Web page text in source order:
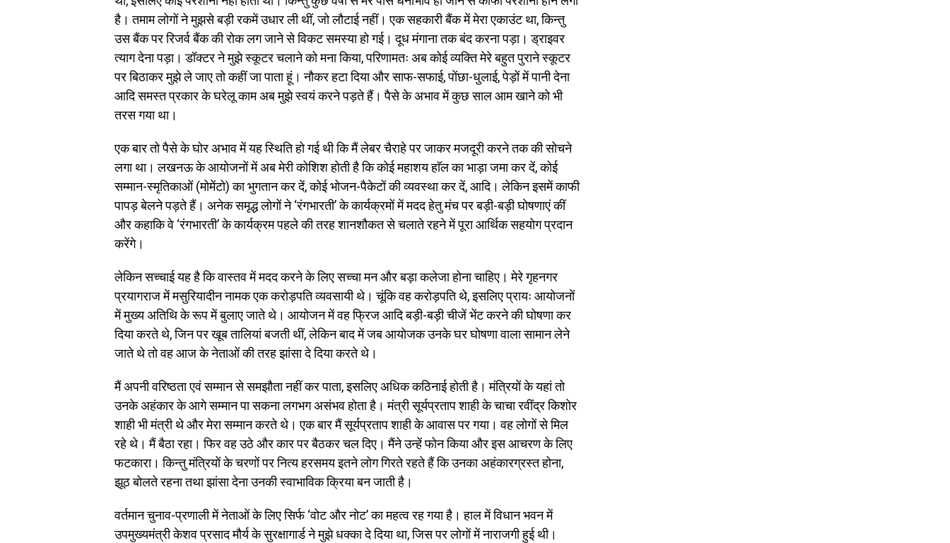
है। तमाम लोगों ने मुझसे बड़ी रकमें उधार ली थीं, जो लौटाई नहीं। एक सहकारी बैंक में मेरा एकाउंट था, किन्तु
उस बैंक पर रिजर्व बैंक की रोक लग जाने से विकट समस्या हो गई। दूध मंगाना तक बंद करना पड़ा। ड्राइवर
त्याग देना पड़ा। डॉक्टर ने मुझे स्कूटर चलाने को मना किया, परिणामतः अब कोई व्यक्ति मेरे बहुत पुराने स्कूटर
पर बिठाकर मुझे ले जाए तो कहीं जा पाता हूं। नौकर हटा दिया और साफ-सफाई, पोंछा-धुलाई, पेड़ों में पानी देना
आदि समस्त प्रकार के घरेलू काम अब मुझे स्वयं करने पड़ते हैं। पैसे के अभाव में कुछ साल आम खाने को भी
तरस गया था।
एक बार तो पैसे के घोर अभाव में यह स्थिति हो गई थी कि मैं लेबर चैराहे पर जाकर मजदूरी करने तक की सोचने
लगा था। लखनऊ के आयोजनों में अब मेरी कोशिश होती है कि कोई महाशय हाॅल का भाड़ा जमा कर दें, कोई
सम्मान-स्मृतिकाओं (मोमेंटो) का भुगतान कर दें, कोई भोजन-पैकेटों की व्यवस्था कर दें, आदि। लेकिन इसमें काफी
पापड़ बेलने पड़ते हैं। अनेक समृद्ध लोगों ने ‘रंगभारती’ के कार्यक्रमों में मदद हेतु मंच पर बड़ी-बड़ी घोषणाएं कीं
और कहाकि वे ‘रंगभारती’ के कार्यक्रम पहले की तरह शानशौकत से चलाते रहने में पूरा आर्थिक सहयोग प्रदान
करेंगे।
लेकिन सच्चाई यह है कि वास्तव में मदद करने के लिए सच्चा मन और बड़ा कलेजा होना चाहिए। मेरे गृहनगर
प्रयागराज में मसुरियादीन नामक एक करोड़पति व्यवसायी थे। चूंकि वह करोड़पति थे, इसलिए प्रायः आयोजनों
में मुख्य अतिथि के रूप में बुलाए जाते थे। आयोजन में वह फ्रिज आदि बड़ी-बड़ी चीजें भेंट करने की घोषणा कर
दिया करते थे, जिन पर खूब तालियां बजती थीं, लेकिन बाद में जब आयोजक उनके घर घोषणा वाला सामान लेने
जाते थे तो वह आज के नेताओं की तरह झांसा दे दिया करते थे।
मैं अपनी वरिष्ठता एवं सम्मान से समझौता नहीं कर पाता, इसलिए अधिक कठिनाई होती है। मंत्रियों के यहां तो
उनके अहंकार के आगे सम्मान पा सकना लगभग असंभव होता है। मंत्री सूर्यप्रताप शाही के चाचा रवींद्र किशोर
शाही भी मंत्री थे और मेरा सम्मान करते थे। एक बार मैं सूर्यप्रताप शाही के आवास पर गया। वह लोगों से मिल
रहे थे। मैं बैठा रहा। फिर वह उठे और कार पर बैठकर चल दिए। मैंने उन्हें फोन किया और इस आचरण के लिए
फटकारा। किन्तु मंत्रियों के चरणों पर नित्य हरसमय इतने लोग गिरते रहते हैं कि उनका अहंकारग्रस्त होना,
झूठ बोलते रहना तथा झांसा देना उनकी स्वाभाविक क्रिया बन जाती है।
वर्तमान चुनाव-प्रणाली में नेताओं के लिए सिर्फ ‘वोट और नोट’ का महत्व रह गया है। हाल में विधान भवन में
उपमुख्यमंत्री केशव प्रसाद मौर्य के सुरक्षागार्ड ने मुझे धक्का दे दिया था, जिस पर लोगों में नाराजगी हुई थी।